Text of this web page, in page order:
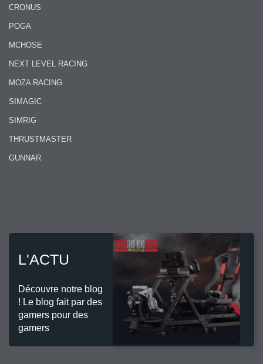
CRONUS
POGA
MCHOSE
NEXT LEVEL RACING
MOZA RACING
SIMAGIC
SIMRIG
THRUSTMASTER
GUNNAR
L'ACTU
Découvre notre blog
! Le blog fait par des
gamers pour des
gamers